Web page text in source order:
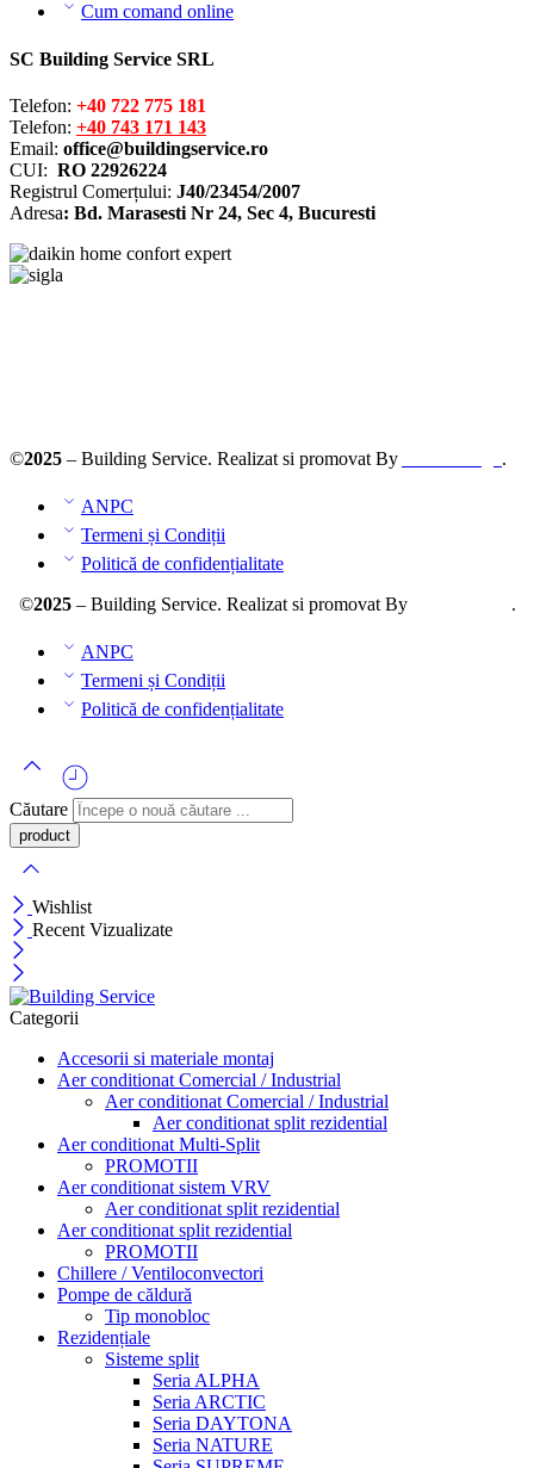
Cum comand online
SC Building Service SRL
Telefon: +40 722 775 181
Telefon: +40 743 171 143
Email: office@buildingservice.ro
CUI: RO 22926224
Registrul Comerțului: J40/23454/2007
Adresa: Bd. Marasesti Nr 24, Sec 4, Bucuresti
©2025 – Building Service. Realizat si promovat By .
ANPC
Termeni și Condiții
Politică de confidențialitate
©2025– Building Service. Realizat si promovat By .
ANPC
Termeni și Condiții
Politică de confidențialitate
Căutare
Wishlist
Recent Vizualizate
Categorii
Accesorii si materiale montaj
Aer conditionat Comercial / Industrial
Aer conditionat Comercial / Industrial
Aer conditionat split rezidential
Aer conditionat Multi-Split
PROMOTII
Aer conditionat sistem VRV
Aer conditionat split rezidential
Aer conditionat split rezidential
PROMOTII
Chillere / Ventiloconvectori
Pompe de căldură
Tip monobloc
Rezidențiale
Sisteme split
Seria ALPHA
Seria ARCTIC
Seria DAYTONA
Seria NATURE